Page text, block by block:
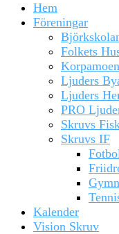
Hem
Föreningar
Folkets
Korpamoen
Ljuders
Ljuders
PRO
Skruvs
Skruvs IF
Kalender
Vision Skruv